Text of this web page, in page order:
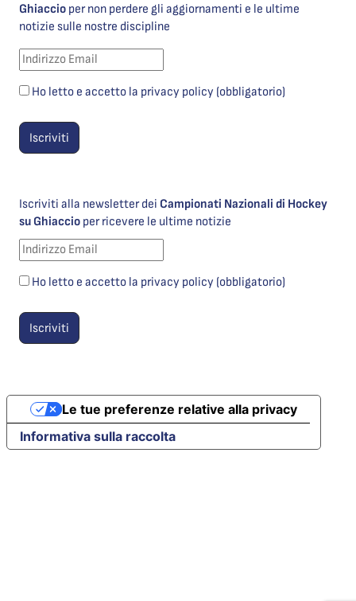
Ghiaccio per non perdere gli aggiornamenti e le ultime
notizie sulle nostre discipline
Ho letto e accetto la privacy policy (obbligatorio)
Iscriviti alla newsletter dei Campionati Nazionali di Hockey
su Ghiaccio per ricevere le ultime notizie
Ho letto e accetto la privacy policy (obbligatorio)
Informativa sulla raccolta
Le tue preferenze relative alla privacy